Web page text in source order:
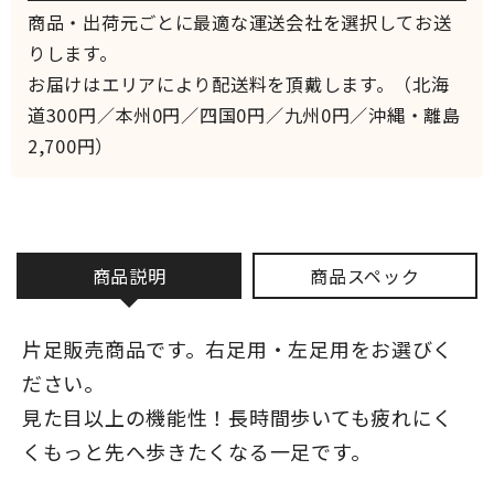
商品説明 商品スペック
片足販売商品です。右足用・左足用をお選びく
ださい。
見た目以上の機能性！長時間歩いても疲れにく
くもっと先へ歩きたくなる一足です。
商品・出荷元ごとに最適な運送会社を選択してお送
りします。
お届けはエリアにより配送料を頂戴します。（北海
道300円／本州0円／四国0円／九州0円／沖縄・離島
2,700円）